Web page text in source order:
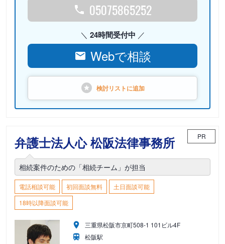
05075865252
24時間受付中
Webで相談
検討リストに追加
弁護士法人心 松阪法律事務所 PR
相続案件のための「相続チーム」が担当
電話相談可能 初回面談無料
土日面談可能
18時以降面談可能
三重県松阪市京町508-1 101ビル4F
松阪駅